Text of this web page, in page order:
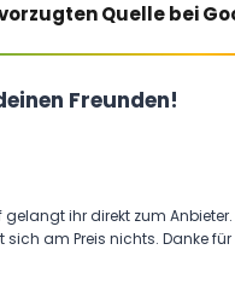
Quelle bei
Freunden!
ihr direkt zum
am Preis nichts. Danke